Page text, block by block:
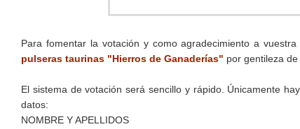
Para fomentar la votación y como agradecimiento a
pulseras taurinas "Hierros de Ganaderías" por gentileza de
El sistema de votación será sencillo y rápido. Únicamente
datos:
NOMBRE Y APELLIDOS